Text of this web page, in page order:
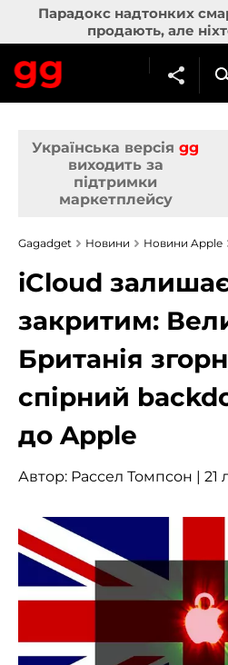
Парадокс надтонких
продають, але
Українська версія gg
виходить за
підтримки
маркетплейсу
Gagadget Новини Новини Apple
iCloud
закритим:
Британія
спірний
до Apple
Автор: Рассел Томпсон | 21